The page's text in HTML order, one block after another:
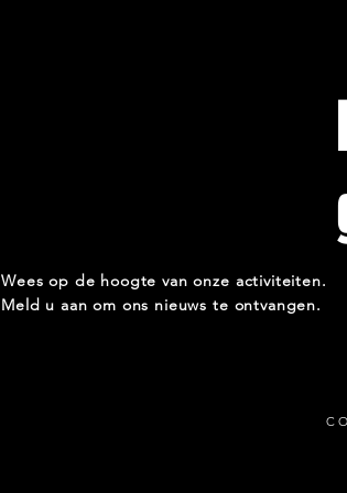
Wees op de hoogte van onze activiteiten.
Meld u aan om ons nieuws te ontvangen.